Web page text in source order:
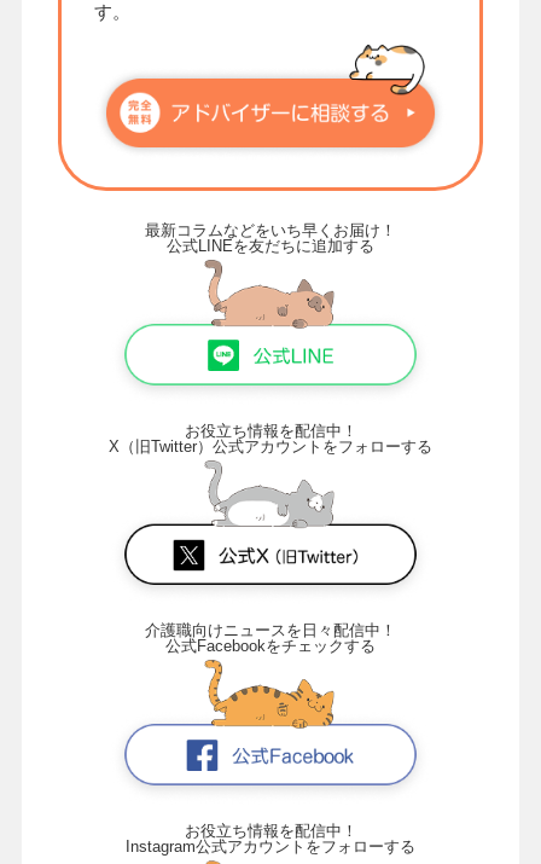
す。
最新コラムなどをいち早くお届け！
公式LINEを友だちに追加する
お役立ち情報を配信中！
X（旧Twitter）公式アカウントをフォローする
介護職向けニュースを日々配信中！
公式Facebookをチェックする
お役立ち情報を配信中！
Instagram公式アカウントをフォローする